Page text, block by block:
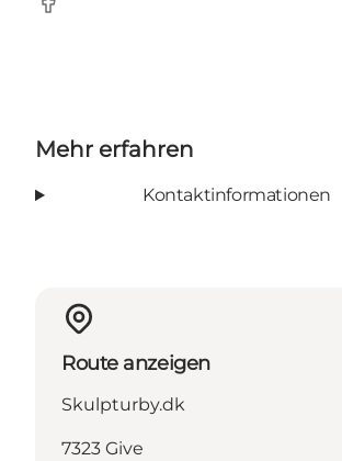
Facebook
Mehr erfahren
Kontaktinformationen
Route anzeigen
Skulpturby.dk
7323 Give